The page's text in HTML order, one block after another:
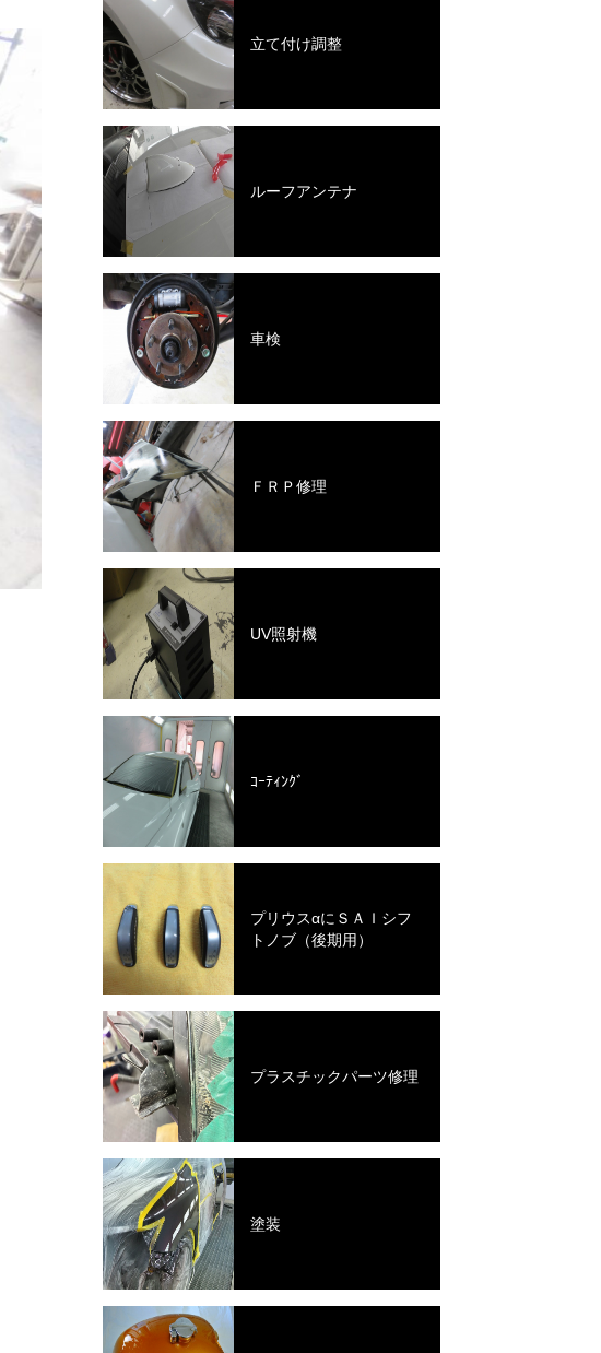
立て付け調整
ルーフアンテナ
車検
ＦＲＰ修理
UV照射機
ｺｰﾃｨﾝｸﾞ
プリウスαにＳＡＩシフ
トノブ（後期用）
プラスチックパーツ修理
塗装